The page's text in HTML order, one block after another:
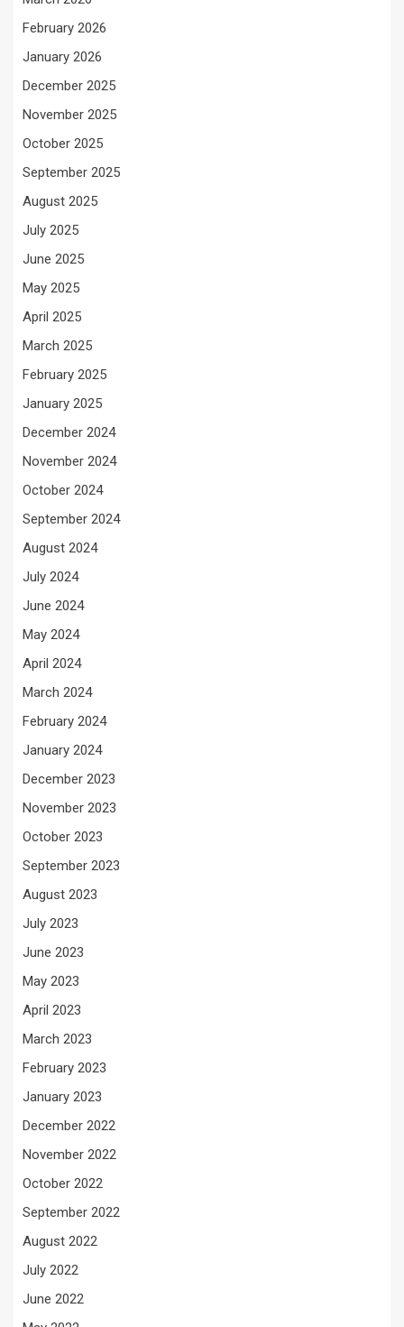
February 2026
January 2026
December 2025
November 2025
October 2025
September 2025
August 2025
July 2025
June 2025
May 2025
April 2025
March 2025
February 2025
January 2025
December 2024
November 2024
October 2024
September 2024
August 2024
July 2024
June 2024
May 2024
April 2024
March 2024
February 2024
January 2024
December 2023
November 2023
October 2023
September 2023
August 2023
July 2023
June 2023
May 2023
April 2023
March 2023
February 2023
January 2023
December 2022
November 2022
October 2022
September 2022
August 2022
July 2022
June 2022